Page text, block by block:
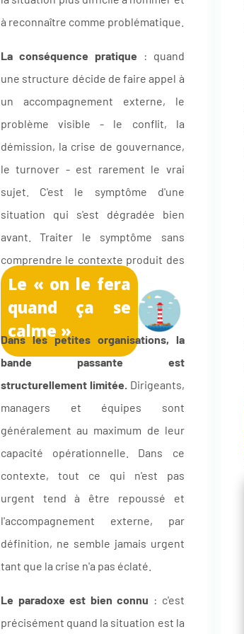
à reconnaître comme problématique.
La conséquence pratique : quand
une structure décide de faire appel à
un accompagnement externe, le
problème visible - le conflit, la
démission, la crise de gouvernance,
le turnover - est rarement le vrai
sujet. C'est le symptôme d'une
situation qui s'est dégradée bien
avant. Traiter le symptôme sans
comprendre le contexte produit des
solutions fragiles.
Le « on le fera
quand ça se
calme »
Dans les petites organisations, la
bande passante est
structurellement limitée. Dirigeants,
managers et équipes sont
généralement au maximum de leur
capacité opérationnelle. Dans ce
contexte, tout ce qui n'est pas
urgent tend à être repoussé et
l'accompagnement externe, par
définition, ne semble jamais urgent
tant que la crise n'a pas éclaté.
Le paradoxe est bien connu : c'est
précisément quand la situation est la